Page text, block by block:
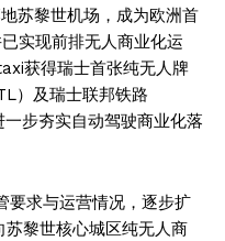
苏黎世机场，成为欧洲首
实现前排无人商业化运
获得瑞士首张纯无人牌
）及瑞士联邦铁路
步夯实自动驾驶商业化落
要求与运营情况，逐步扩
黎世核心城区纯无人商